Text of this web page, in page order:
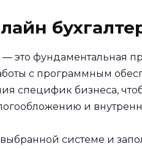
это фундаментальная
с программным
специфик бизнеса,
и
системе и